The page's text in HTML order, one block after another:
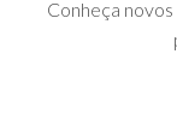
Conheça